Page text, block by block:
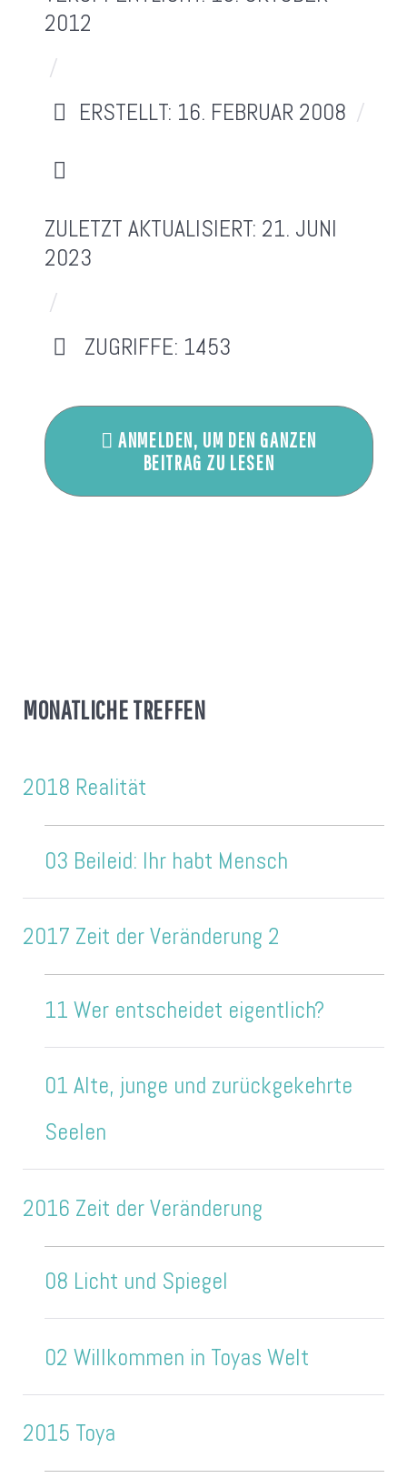
2012
ERSTELLT: 16. FEBRUAR 2008
ZULETZT AKTUALISIERT: 21. JUNI
2023
ZUGRIFFE: 1453
ANMELDEN, UM DEN GANZEN
BEITRAG ZU LESEN
MONATLICHE TREFFEN
2018 Realität
03 Beileid: Ihr habt Mensch
2017 Zeit der Veränderung 2
11 Wer entscheidet eigentlich?
01 Alte, junge und zurückgekehrte
Seelen
2016 Zeit der Veränderung
08 Licht und Spiegel
02 Willkommen in Toyas Welt
2015 Toya